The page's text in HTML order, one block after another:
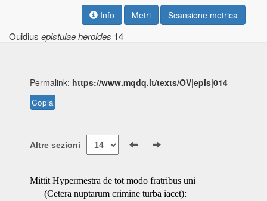
Info Metri Scansione metrica
Ouidius epistulae heroides 14
Permalink: https://www.mqdq.it/texts/OV|epis|014
Copia
Altre sezioni
Mittit Hypermestra de tot modo fratribus uni
(Cetera nuptarum crimine turba iacet):